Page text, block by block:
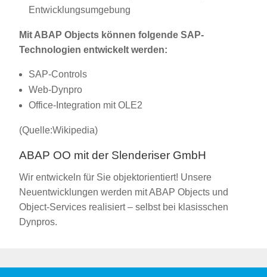
Entwicklungsumgebung
Mit ABAP Objects können folgende SAP-
Technologien entwickelt werden:
SAP-Controls
Web-Dynpro
Office-Integration mit OLE2
(Quelle:Wikipedia)
ABAP OO mit der Slenderiser GmbH
Wir entwickeln für Sie objektorientiert! Unsere
Neuentwicklungen werden mit ABAP Objects und
Object-Services realisiert – selbst bei klasisschen
Dynpros.